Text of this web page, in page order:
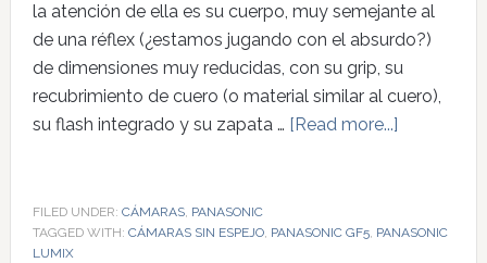
la atención de ella es su cuerpo, muy semejante al
de una réflex (¿estamos jugando con el absurdo?)
de dimensiones muy reducidas, con su grip, su
recubrimiento de cuero (o material similar al cuero),
su flash integrado y su zapata … [Read more...]
FILED UNDER: CÁMARAS, PANASONIC
TAGGED WITH: CÁMARAS SIN ESPEJO, PANASONIC GF5, PANASONIC
LUMIX